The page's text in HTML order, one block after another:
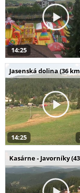
14:25
Jasenská dolina (36
14:25
Kasárne - Javorníky